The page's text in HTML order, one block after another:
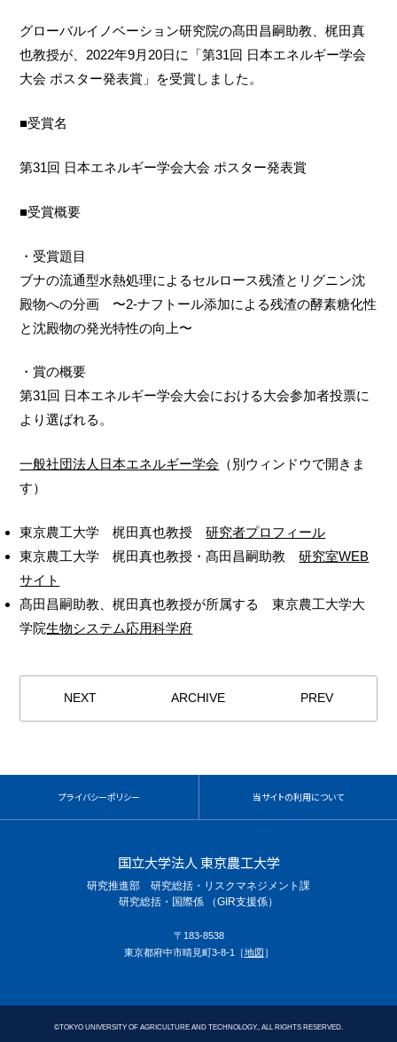
グローバルイノベーション研究院の髙田昌嗣助教、梶田真
也教授が、2022年9月20日に「第31回 日本エネルギー学会
大会 ポスター発表賞」を受賞しました。
■受賞名
第31回 日本エネルギー学会大会 ポスター発表賞
■受賞概要
・受賞題目
ブナの流通型水熱処理によるセルロース残渣とリグニン沈
殿物への分画 〜2-ナフトール添加による残渣の酵素糖化性
と沈殿物の発光特性の向上〜
・賞の概要
第31回 日本エネルギー学会大会における大会参加者投票に
より選ばれる。
一般社団法人日本エネルギー学会 （別ウィンドウで開きま
す）
東京農工大学 梶田真也教授研究者プロフィール
東京農工大学 梶田真也教授・髙田昌嗣助教研究室WEB
サイト
髙田昌嗣助教、梶田真也教授が所属する 東京農工大学大
学院生物システム応用科学府
NEXT ARCHIVE PREV
プライバシーポリシー 当サイトの利用について
国立大学法人 東京農工大学
研究推進部 研究総括・リスクマネジメント課
研究総括・国際係 （GIR支援係）
〒183-8538
東京都府中市晴見町3-8-1［地図］
©TOKYO UNIVERSITY OF AGRICULTURE AND TECHNOLOGY., ALL RIGHTS RESERVED.